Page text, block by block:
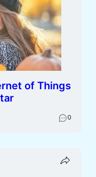
of Things
0